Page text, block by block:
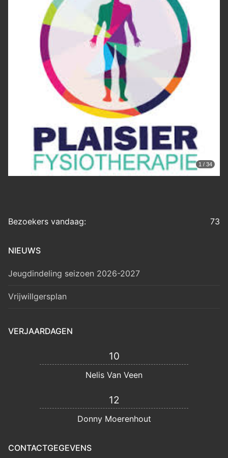
1 / 34
73
Bezoekers vandaag:
NIEUWS
Jeugdindeling seizoen 2026-2027
Vrijwillgersplan
VERJAARDAGEN
10
Nelis Van Veen
12
Donny Moerenhout
CONTACTGEGEVENS